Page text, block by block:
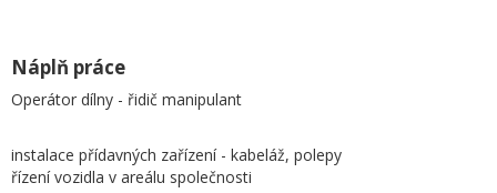
Náplň práce
Operátor dílny - řidič manipulant
instalace přídavných zařízení - kabeláž, polepy
řízení vozidla v areálu společnosti